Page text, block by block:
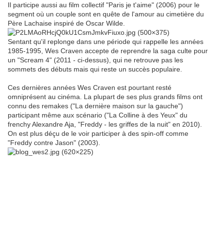
Il participe aussi au film collectif "Paris je t'aime" (2006) pour le
segment où un couple sont en quête de l'amour au cimetière du
Père Lachaise inspiré de Oscar Wilde.
Sentant qu'il replonge dans une période qui rappelle les années
1985-1995, Wes Craven accepte de reprendre la saga culte pour
un "Scream 4" (2011 - ci-dessus), qui ne retrouve pas les
sommets des débuts mais qui reste un succès populaire.
Ces dernières années Wes Craven est pourtant resté
omniprésent au cinéma. La plupart de ses plus grands films ont
connu des remakes ("La dernière maison sur la gauche")
participant même aux scénario ("La Colline à des Yeux" du
frenchy Alexandre Aja, "Freddy - les griffes de la nuit" en 2010).
On est plus déçu de le voir participer à des spin-off comme
"Freddy contre Jason" (2003).